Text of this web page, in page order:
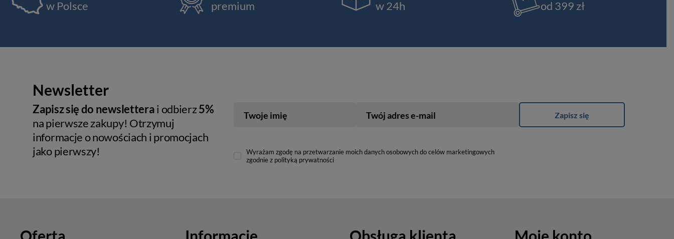
w Polsce
premium
w 24h
od 399 zł
Newsletter
Zapisz się do newsletterai odbierz5%
na pierwsze zakupy! Otrzymuj
informacje o nowościach i promocjach
jako pierwszy!
Twoje imię Twój adres e-mail Zapisz się
Wyrażam zgodę na przetwarzanie moich danych osobowych do celów marketingowych
zgodnie z polityką prywatności